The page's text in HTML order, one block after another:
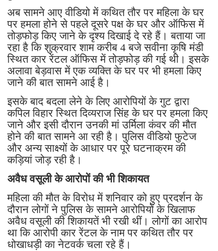
अब सामने आए वीडियो में कथित तौर पर महिला के घर
पर हमला होने से पहले दूसरे पक्ष के घर और ऑफिस में
तोड़फोड़ किए जाने के दृश्य दिखाई दे रहे हैं। बताया जा
रहा है कि शुक्रवार शाम करीब 4 बजे सवीना कृषि मंडी
स्थित कार रेंटल ऑफिस में तोड़फोड़ की गई थी। इसके
अलावा बेड़वास में एक व्यक्ति के घर पर भी हमला किए
जाने की बात सामने आई है।
इसके बाद बदला लेने के लिए आरोपियों के गुट द्वारा
कपिल विहार स्थित दिव्यराज सिंह के घर पर हमला किए
जाने और इसी दौरान उनकी मां उर्मिला कंवर की मौत
होने की बात सामने आ रही है। पुलिस वीडियो फुटेज
और अन्य साक्ष्यों के आधार पर पूरे घटनाक्रम की
कड़ियां जोड़ रही है।
अवैध वसूली के आरोपों की भी शिकायत
महिला की मौत के विरोध में शनिवार को हुए प्रदर्शन के
दौरान लोगों ने पुलिस के सामने आरोपियों के खिलाफ
अवैध वसूली की शिकायतें भी रखी थीं। लोगों का आरोप
था कि आरोपी कार रेंटल के नाम पर कथित तौर पर
धोखाधड़ी का नेटवर्क चला रहे हैं।